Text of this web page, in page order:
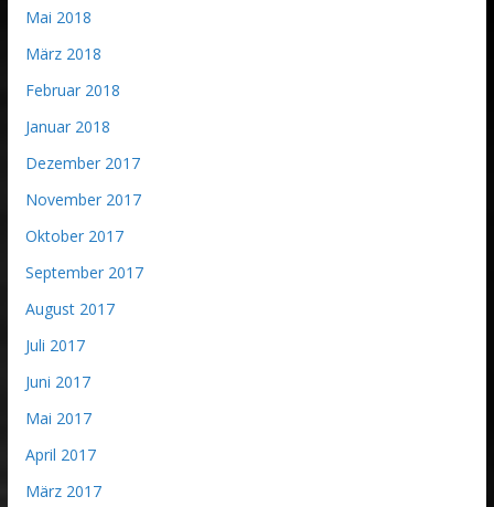
Mai 2018
März 2018
Februar 2018
Januar 2018
Dezember 2017
November 2017
Oktober 2017
September 2017
August 2017
Juli 2017
Juni 2017
Mai 2017
April 2017
März 2017